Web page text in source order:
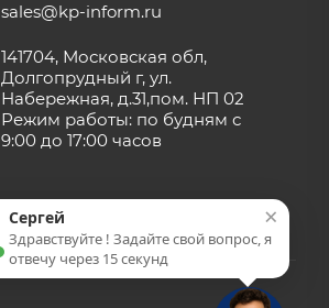
sales@kp-inform.ru
141704, Московская обл,
Долгопрудный г, ул.
Набережная, д.31,пом. НП 02
Режим работы: по будням с
9:00 до 17:00 часов
×
Сергей
Здравствуйте ! Задайте свой вопрос, я
отвечу через 15 секунд